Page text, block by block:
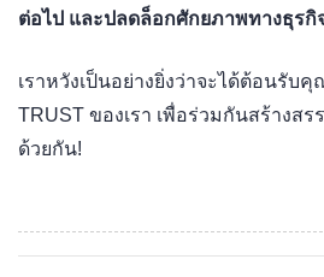
ต่อไป และปลดล็อกศักยภาพทางธุร
เราหวังเป็นอย่างยิ่งว่าจะได้ต้อนรับคุ
TRUST ของเรา เพื่อร่วมกันสร้างสร
ด้วยกัน!